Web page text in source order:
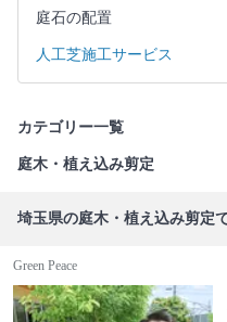
庭石の配置
人工芝施工サービス
カテゴリー一覧
庭木・植え込み剪定
埼玉県の庭木・植え込み剪定
Green Peace